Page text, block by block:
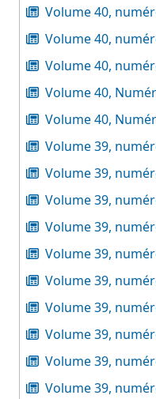
Volume 40,
Volume 40,
Volume 40,
Volume 40,
Volume 40,
Volume 39,
Volume 39,
Volume 39,
Volume 39,
Volume 39,
Volume 39,
Volume 39,
Volume 39,
Volume 39,
Volume 39,